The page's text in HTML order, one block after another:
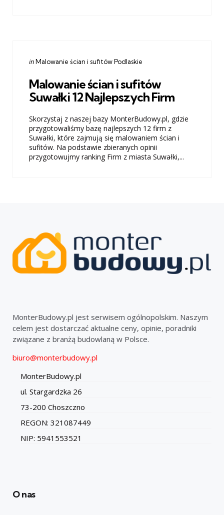
Categories
Posted
inMalowanie ścian i sufitów Podlaskie
Malowanie ścian i sufitów
Suwałki 12 Najlepszych Firm
Skorzystaj z naszej bazy MonterBudowy.pl, gdzie
przygotowaliśmy bazę najlepszych 12 firm z
Suwałki, które zajmują się malowaniem ścian i
sufitów. Na podstawie zbieranych opinii
przygotowujmy ranking Firm z miasta Suwałki,...
MonterBudowy.pl jest serwisem ogólnopolskim. Naszym
celem jest dostarczać aktualne ceny, opinie, poradniki
związane z branżą budowlaną w Polsce.
biuro@monterbudowy.pl
MonterBudowy.pl
ul. Stargardzka 26
73-200 Choszczno
REGON: 321087449
NIP: 5941553521
O nas